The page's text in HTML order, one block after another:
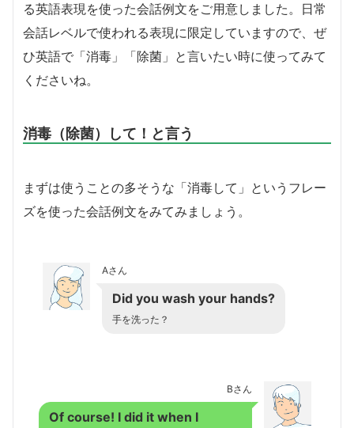
る英語表現を使った会話例文をご用意しました。日常
会話レベルで使われる表現に限定していますので、ぜ
ひ英語で「消毒」「除菌」と言いたい時に使ってみて
くださいね。
消毒（除菌）して！と言う
まずは使うことの多そうな「消毒して」というフレー
ズを使った会話例文をみてみましょう。
Aさん
Did you wash your hands?
手を洗った？
Bさん
Of course! I did it when I